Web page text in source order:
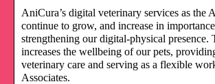
AniCura’s digital veterinary services as the
continue to grow, and increase in
strengthening our digital-physical presence.
increases the wellbeing of our pets,
veterinary care and serving as a flexible
Associates.